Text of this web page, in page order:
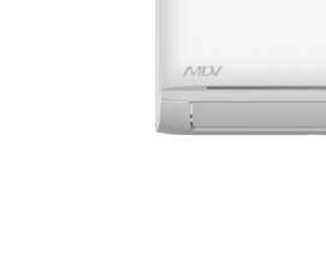
Mini VRF-